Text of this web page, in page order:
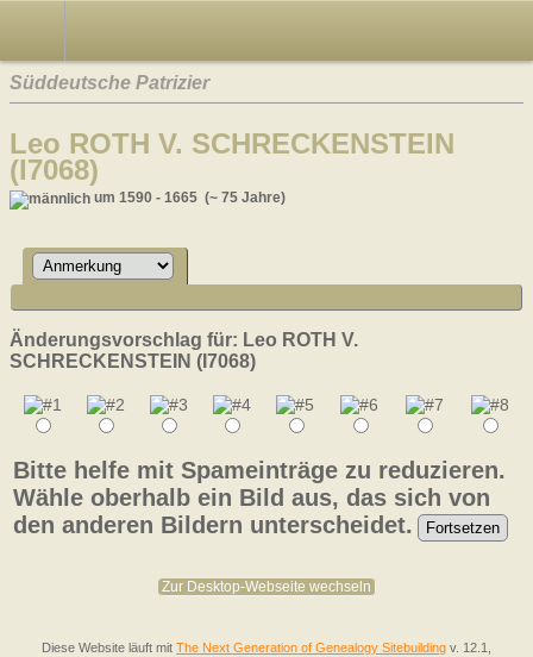
Süddeutsche Patrizier
Leo ROTH V. SCHRECKENSTEIN
(I7068)
um 1590 - 1665 (~ 75 Jahre)
Änderungsvorschlag für: Leo ROTH V.
SCHRECKENSTEIN (I7068)
Bitte helfe mit Spameinträge zu reduzieren.
Wähle oberhalb ein Bild aus, das sich von
den anderen Bildern unterscheidet.
Zur Desktop-Webseite wechseln
Diese Website läuft mit The Next Generation of Genealogy Sitebuilding v. 12.1,